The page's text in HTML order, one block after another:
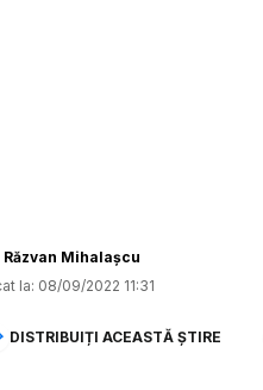
Răzvan Mihalașcu
la: 08/09/2022 11:31
DISTRIBUIȚI ACEASTĂ ȘTIRE